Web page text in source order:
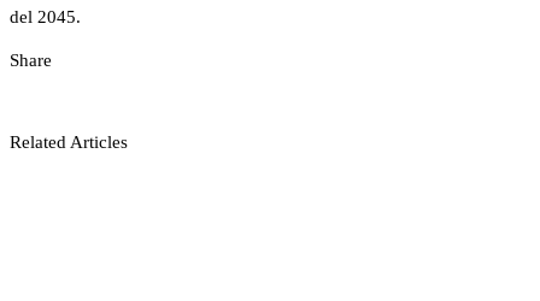
del 2045.
Share
Related Articles